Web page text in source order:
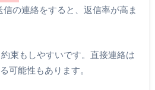
の連絡をすると、返信率が高ま
束もしやすいです。直接連絡は
可能性もあります。